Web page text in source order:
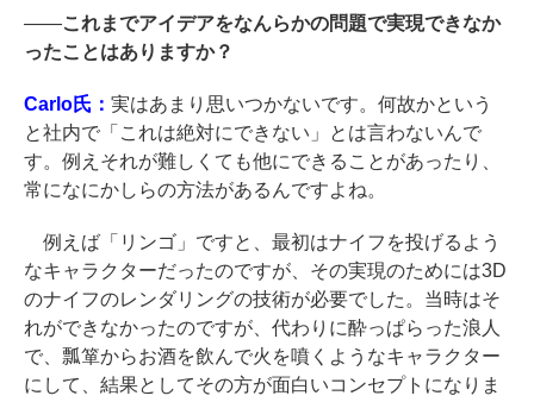
――これまでアイデアをなんらかの問題で実現できなか
ったことはありますか？
Carlo氏： 実はあまり思いつかないです。何故かという
と社内で「これは絶対にできない」とは言わないんで
す。例えそれが難しくても他にできることがあったり、
常になにかしらの方法があるんですよね。
例えば「リンゴ」ですと、最初はナイフを投げるよう
なキャラクターだったのですが、その実現のためには3D
のナイフのレンダリングの技術が必要でした。当時はそ
れができなかったのですが、代わりに酔っぱらった浪人
で、瓢箪からお酒を飲んで火を噴くようなキャラクター
にして、結果としてその方が面白いコンセプトになりま